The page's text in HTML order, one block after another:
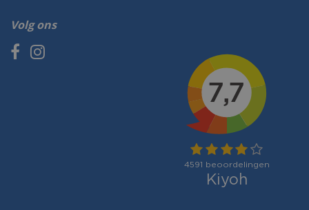
Volg ons